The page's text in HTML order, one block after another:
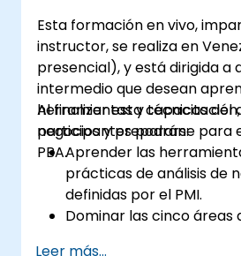
Esta formación en vivo,
instructor, se realiza en
presencial), y está dirigida a
intermedio que desean
herramientas y técnicas del
negocios y prepararse para
PBA.
Al finalizar esta
participantes podrán:
Aprender las
prácticas de análisis de
definidas por el PMI.
Dominar las cinco
Leer más...